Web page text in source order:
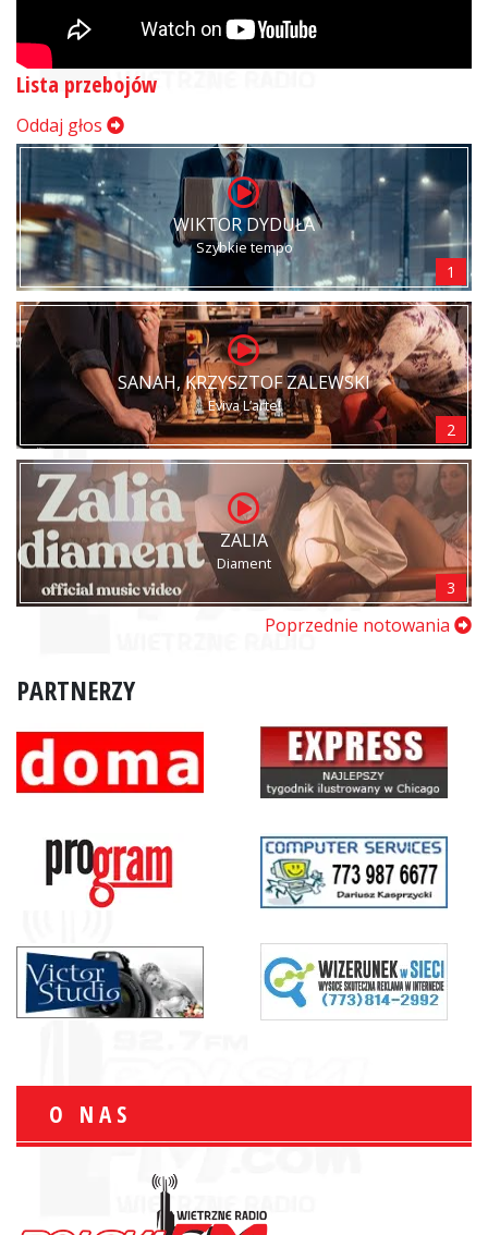
Lista przebojów
Oddaj głos
WIKTOR DYDUŁA
Szybkie tempo
1
SANAH, KRZYSZTOF ZALEWSKI
Eviva L’arte!
2
ZALIA
Diament
3
Poprzednie notowania
PARTNERZY
O NAS